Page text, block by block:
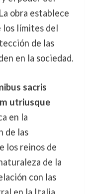
obra establece
los límites del
de las
en la sociedad.
sacris
utriusque
en la
de las
los reinos de
de la
con las